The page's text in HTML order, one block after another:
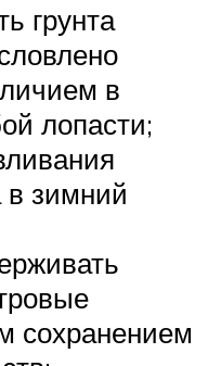
грунта
в
лопасти;
в зимний
сохранением